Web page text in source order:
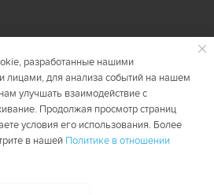
Карта сайта
разработанные нашими
лицами, для анализа событий на нашем
улучшать взаимодействие с
Продолжая просмотр страниц
условия его использования. Более
в нашей Политике в отношении